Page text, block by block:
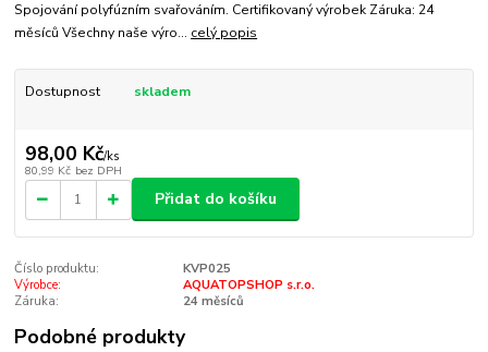
Spojování polyfúzním svařováním. Certifikovaný výrobek Záruka: 24
měsíců Všechny naše výro... celý popis
Dostupnost skladem
98,00 Kč/ks
80,99 Kč bez DPH
Přidat do košíku
Číslo produktu:
KVP025
Výrobce:
AQUATOPSHOP s.r.o.
Záruka:
24 měsíců
Podobné produkty